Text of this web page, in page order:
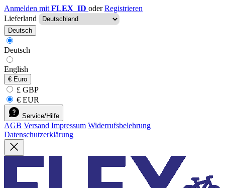
Anmelden mit FLEX_ID oder Registrieren
Lieferland
Deutsch
Deutsch
English
€ Euro
£ GBP
€ EUR
Service/Hilfe
AGB Versand Impressum Widerrufsbelehrung
Datenschutzerklärung